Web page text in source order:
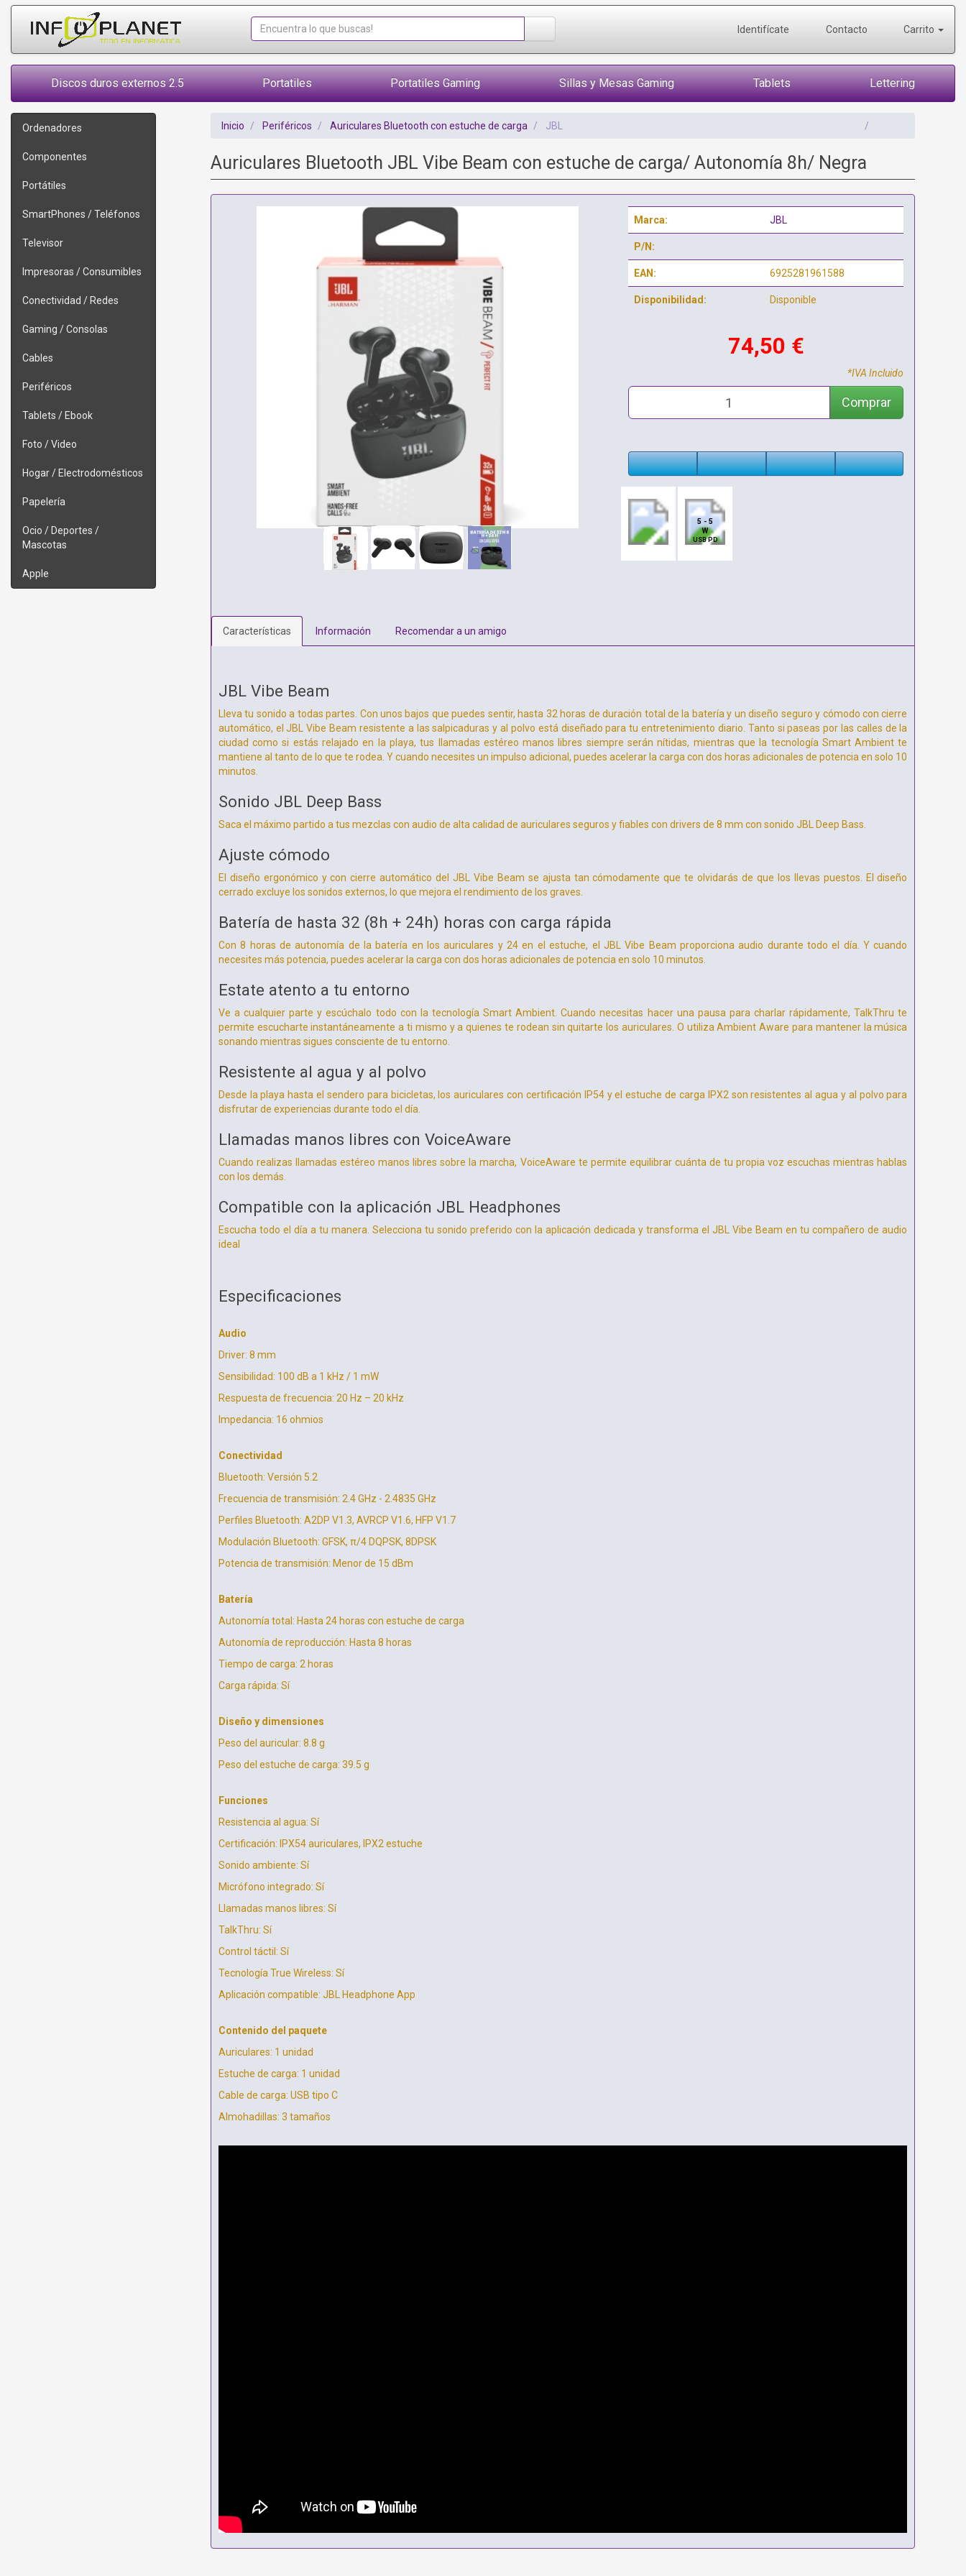
Identifícate Contacto Carrito
Discos duros externos 2.5 Portatiles Portatiles Gaming Sillas y Mesas Gaming Tablets Lettering
Ordenadores
Componentes
Portátiles
SmartPhones / Teléfonos
Televisor
Impresoras / Consumibles
Conectividad / Redes
Gaming / Consolas
Cables
Periféricos
Tablets / Ebook
Foto / Video
Hogar / Electrodomésticos
Papelería
Ocio / Deportes /
Mascotas
Apple
Inicio Periféricos Auriculares Bluetooth con estuche de carga JBL
Auriculares Bluetooth JBL Vibe Beam con estuche de carga/ Autonomía 8h/ Negra
Marca: JBL
P/N:
EAN: 6925281961588
Disponibilidad: Disponible
74,50 €
*IVA Incluido
Comprar
5 - 5
W
USB PD
Características Información Recomendar a un amigo
JBL Vibe Beam
Lleva tu sonido a todas partes. Con unos bajos que puedes sentir, hasta 32 horas de duración total de la batería y un diseño seguro y cómodo con cierre
automático, el JBL Vibe Beam resistente a las salpicaduras y al polvo está diseñado para tu entretenimiento diario. Tanto si paseas por las calles de la
ciudad como si estás relajado en la playa, tus llamadas estéreo manos libres siempre serán nítidas, mientras que la tecnología Smart Ambient te
mantiene al tanto de lo que te rodea. Y cuando necesites un impulso adicional, puedes acelerar la carga con dos horas adicionales de potencia en solo 10
minutos.
Sonido JBL Deep Bass
Saca el máximo partido a tus mezclas con audio de alta calidad de auriculares seguros y fiables con drivers de 8 mm con sonido JBL Deep Bass.
Ajuste cómodo
El diseño ergonómico y con cierre automático del JBL Vibe Beam se ajusta tan cómodamente que te olvidarás de que los llevas puestos. El diseño
cerrado excluye los sonidos externos, lo que mejora el rendimiento de los graves.
Batería de hasta 32 (8h + 24h) horas con carga rápida
Con 8 horas de autonomía de la batería en los auriculares y 24 en el estuche, el JBL Vibe Beam proporciona audio durante todo el día. Y cuando
necesites más potencia, puedes acelerar la carga con dos horas adicionales de potencia en solo 10 minutos.
Estate atento a tu entorno
Ve a cualquier parte y escúchalo todo con la tecnología Smart Ambient. Cuando necesitas hacer una pausa para charlar rápidamente, TalkThru te
permite escucharte instantáneamente a ti mismo y a quienes te rodean sin quitarte los auriculares. O utiliza Ambient Aware para mantener la música
sonando mientras sigues consciente de tu entorno.
Resistente al agua y al polvo
Desde la playa hasta el sendero para bicicletas, los auriculares con certificación IP54 y el estuche de carga IPX2 son resistentes al agua y al polvo para
disfrutar de experiencias durante todo el día.
Llamadas manos libres con VoiceAware
Cuando realizas llamadas estéreo manos libres sobre la marcha, VoiceAware te permite equilibrar cuánta de tu propia voz escuchas mientras hablas
con los demás.
Compatible con la aplicación JBL Headphones
Escucha todo el día a tu manera. Selecciona tu sonido preferido con la aplicación dedicada y transforma el JBL Vibe Beam en tu compañero de audio
ideal
Especificaciones
Audio
Driver: 8 mm
Sensibilidad: 100 dB a 1 kHz / 1 mW
Respuesta de frecuencia: 20 Hz – 20 kHz
Impedancia: 16 ohmios
Conectividad
Bluetooth: Versión 5.2
Frecuencia de transmisión: 2.4 GHz - 2.4835 GHz
Perfiles Bluetooth: A2DP V1.3, AVRCP V1.6, HFP V1.7
Modulación Bluetooth: GFSK, π/4 DQPSK, 8DPSK
Potencia de transmisión: Menor de 15 dBm
Batería
Autonomía total: Hasta 24 horas con estuche de carga
Autonomía de reproducción: Hasta 8 horas
Tiempo de carga: 2 horas
Carga rápida: Sí
Diseño y dimensiones
Peso del auricular: 8.8 g
Peso del estuche de carga: 39.5 g
Funciones
Resistencia al agua: Sí
Certificación: IPX54 auriculares, IPX2 estuche
Sonido ambiente: Sí
Micrófono integrado: Sí
Llamadas manos libres: Sí
TalkThru: Sí
Control táctil: Sí
Tecnología True Wireless: Sí
Aplicación compatible: JBL Headphone App
Contenido del paquete
Auriculares: 1 unidad
Estuche de carga: 1 unidad
Cable de carga: USB tipo C
Almohadillas: 3 tamaños